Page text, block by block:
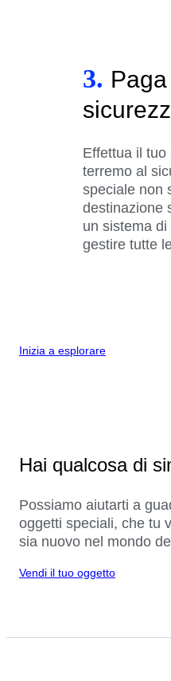
3.
Effettua il
terremo al
speciale non
destinazione
un sistema
gestire tutte
Inizia a esplorare
Hai qualcosa di
Possiamo aiutarti a
oggetti speciali, che tu
sia nuovo nel mondo
Vendi il tuo oggetto